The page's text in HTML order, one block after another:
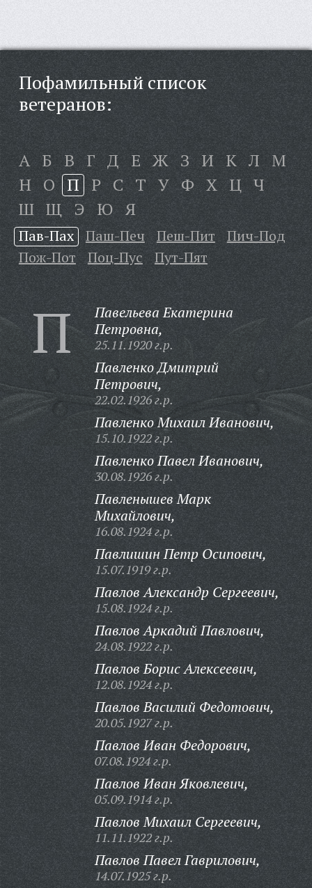
Пофамильный список
ветеранов:
А Б В Г Д Е Ж З И К Л М
Н О П Р С Т У Ф Х Ц Ч
Ш Щ Э Ю Я
Пав-Пах Паш-Печ Пеш-Пит
Пич-Под
Пож-Пот
Поц-Пус Пут-Пят
П
Павельева Екатерина
Петровна,
25.11.1920 г.р.
Павленко Дмитрий
Петрович,
22.02.1926 г.р.
Павленко Михаил Иванович,
15.10.1922 г.р.
Павленко Павел Иванович,
30.08.1926 г.р.
Павленышев Марк
Михайлович,
16.08.1924 г.р.
Павлишин Петр Осипович,
15.07.1919 г.р.
Павлов Александр Сергеевич,
15.08.1924 г.р.
Павлов Аркадий Павлович,
24.08.1922 г.р.
Павлов Борис Алексеевич,
12.08.1924 г.р.
Павлов Василий Федотович,
20.05.1927 г.р.
Павлов Иван Федорович,
07.08.1924 г.р.
Павлов Иван Яковлевич,
05.09.1914 г.р.
Павлов Михаил Сергеевич,
11.11.1922 г.р.
Павлов Павел Гаврилович,
14.07.1925 г.р.